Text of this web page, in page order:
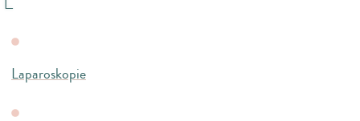
Laparoskopie